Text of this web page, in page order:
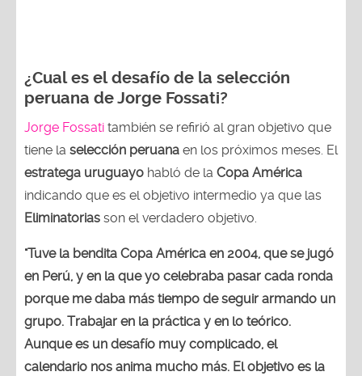
¿Cual es el desafío de la selección
peruana de Jorge Fossati?
Jorge Fossati también se refirió al gran objetivo que
tiene la selección peruana en los próximos meses. El
estratega uruguayo habló de la Copa América
indicando que es el objetivo intermedio ya que las
Eliminatorias son el verdadero objetivo.
"Tuve la bendita Copa América en 2004, que se jugó
en Perú, y en la que yo celebraba pasar cada ronda
porque me daba más tiempo de seguir armando un
grupo. Trabajar en la práctica y en lo teórico.
Aunque es un desafío muy complicado, el
calendario nos anima mucho más. El objetivo es la